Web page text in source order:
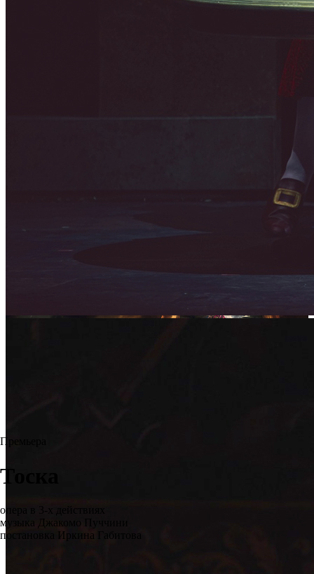
Премьера
Тоска
опера в 3-х действиях
музыка Джакомо Пуччини
постановка Иркина Габитова